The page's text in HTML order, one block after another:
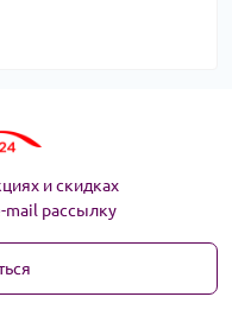
и скидках
рассылку